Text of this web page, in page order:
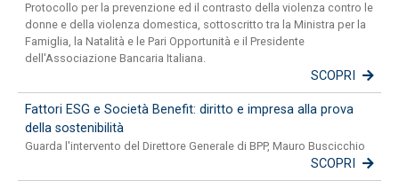
Protocollo per la prevenzione ed il contrasto della violenza contro le
donne e della violenza domestica, sottoscritto tra la Ministra per la
Famiglia, la Natalità e le Pari Opportunità e il Presidente
dell'Associazione Bancaria Italiana.
SCOPRI
Fattori ESG e Società Benefit: diritto e impresa alla prova
della sostenibilità
Guarda l'intervento del Direttore Generale di BPP, Mauro Buscicchio
SCOPRI